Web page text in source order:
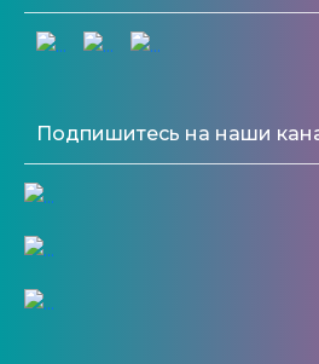
Подпишитесь на наши